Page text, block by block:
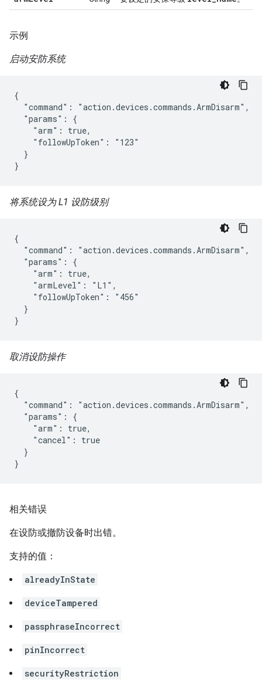
示例
启动安防系统
{
  "command": "action.devices.commands.ArmDisarm",
  "params": {
    "arm": true,
    "followUpToken": "123"
  }
}
将系统设为 L1 设防级别
{
  "command": "action.devices.commands.ArmDisarm",
  "params": {
    "arm": true,
    "armLevel": "L1",
    "followUpToken": "456"
  }
}
取消设防操作
{
  "command": "action.devices.commands.ArmDisarm",
  "params": {
    "arm": true,
    "cancel": true
  }
}
相关错误
在设防或撤防设备时出错。
支持的值：
alreadyInState
deviceTampered
passphraseIncorrect
pinIncorrect
securityRestriction